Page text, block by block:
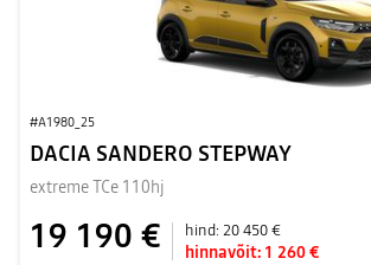
#A1980_25
DACIA SANDERO STEPWAY
extreme TCe 110hj
19 190 € hind:20 450 €
hinnavõit: 1 260 €